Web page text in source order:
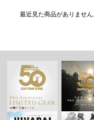
最近見た商品がありません